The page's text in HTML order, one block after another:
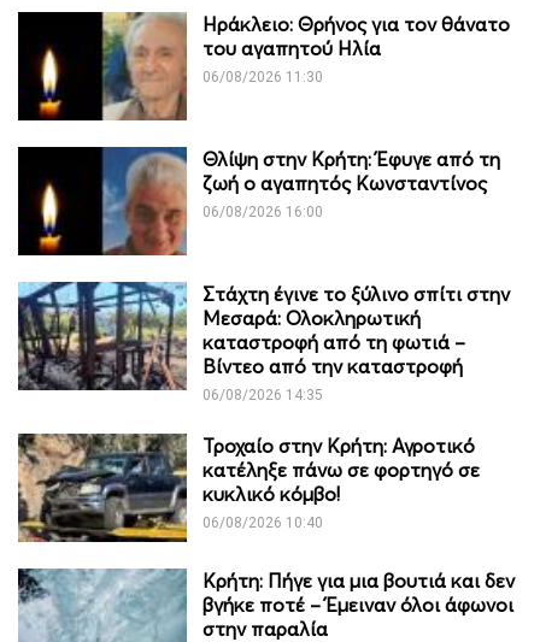
Ηράκλειο: Θρήνος για τον θάνατο
του αγαπητού Ηλία
06/08/2026 11:30
Θλίψη στην Κρήτη: Έφυγε από τη
ζωή ο αγαπητός Κωνσταντίνος
06/08/2026 16:00
Στάχτη έγινε το ξύλινο σπίτι στην
Μεσαρά: Ολοκληρωτική
καταστροφή από τη φωτιά –
Βίντεο από την καταστροφή
06/08/2026 14:35
Τροχαίο στην Κρήτη: Αγροτικό
κατέληξε πάνω σε φορτηγό σε
κυκλικό κόμβο!
06/08/2026 10:40
Κρήτη: Πήγε για μια βουτιά και δεν
βγήκε ποτέ – Έμειναν όλοι άφωνοι
στην παραλία